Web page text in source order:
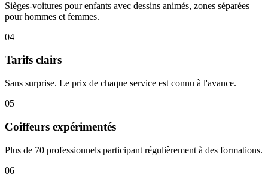
Sièges-voitures pour enfants avec dessins animés, zones séparées
pour hommes et femmes.
04
Tarifs clairs
Sans surprise. Le prix de chaque service est connu à l'avance.
05
Coiffeurs expérimentés
Plus de 70 professionnels participant régulièrement à des formations.
06